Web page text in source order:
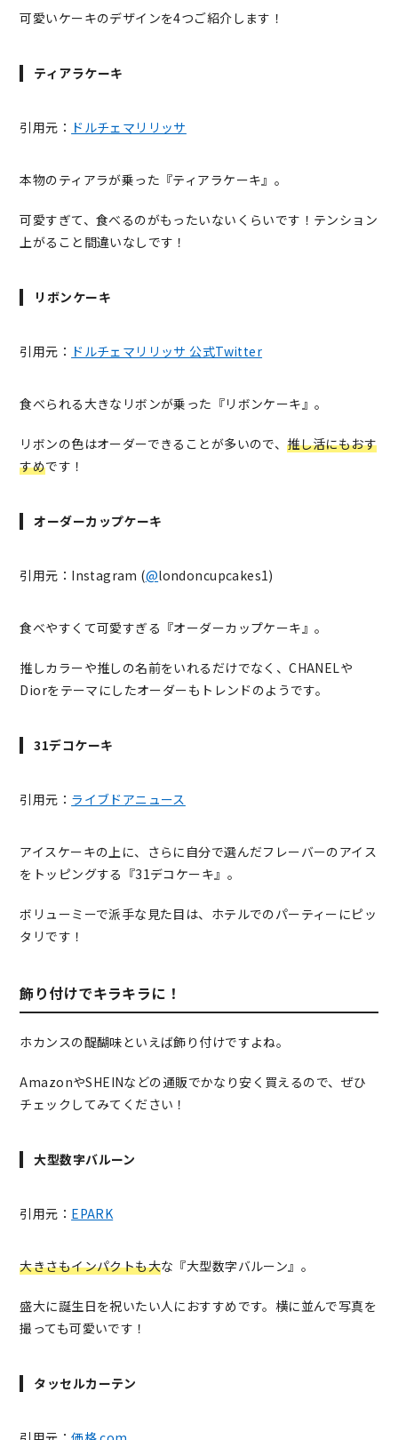
可愛いケーキのデザインを4つご紹介します！
ティアラケーキ
引用元： ドルチェマリリッサ
本物のティアラが乗った『ティアラケーキ』。
可愛すぎて、食べるのがもったいないくらいです！テンション
上がること間違いなしです！
リボンケーキ
引用元： ドルチェマリリッサ 公式Twitter
食べられる大きなリボンが乗った『リボンケーキ』。
リボンの色はオーダーできることが多いので、推し活にもおす
すめです！
オーダーカップケーキ
引用元：Instagram (@londoncupcakes1)
食べやすくて可愛すぎる『オーダーカップケーキ』。
推しカラーや推しの名前をいれるだけでなく、CHANELや
Diorをテーマにしたオーダーもトレンドのようです。
31デコケーキ
引用元： ライブドアニュース
アイスケーキの上に、さらに自分で選んだフレーバーのアイス
をトッピングする『31デコケーキ』。
ボリューミーで派手な見た目は、ホテルでのパーティーにピッ
タリです！
飾り付けでキラキラに！
ホカンスの醍醐味といえば飾り付けですよね。
AmazonやSHEINなどの通販でかなり安く買えるので、ぜひ
チェックしてみてください！
大型数字バルーン
引用元： EPARK
大きさもインパクトも大な『大型数字バルーン』。
盛大に誕生日を祝いたい人におすすめです。横に並んで写真を
撮っても可愛いです！
タッセルカーテン